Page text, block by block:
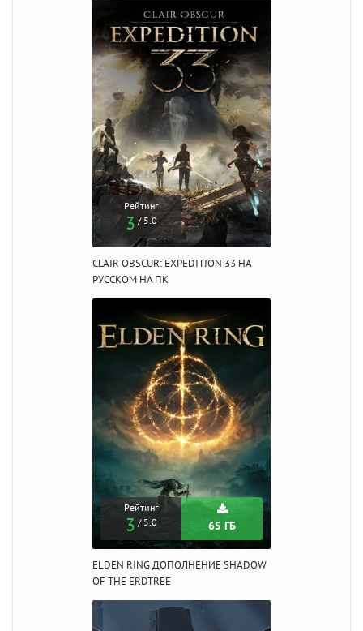
Рейтинг
3 / 5.0
CLAIR OBSCUR: EXPEDITION 33 НА
РУССКОМ НА ПК
Рейтинг
3 / 5.0 65 ГБ
ELDEN RING ДОПОЛНЕНИЕ SHADOW
OF THE ERDTREE